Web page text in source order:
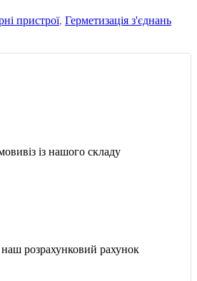
пристрої, Герметизація з'єднань
із нашого складу
розрахунковий рахунок